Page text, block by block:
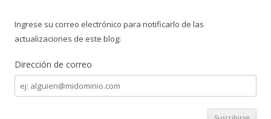
Ingrese su correo electrónico para notificarlo de las
actualizaciones de este blog:
Dirección de correo
Dirección
de
correo